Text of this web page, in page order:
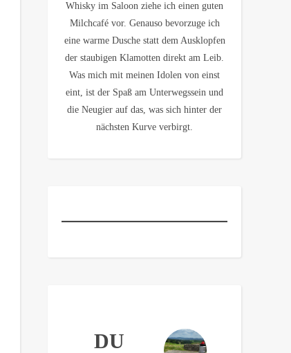
Whisky im Saloon ziehe ich einen guten
Milchcafé vor. Genauso bevorzuge ich
eine warme Dusche statt dem Ausklopfen
der staubigen Klamotten direkt am Leib.
Was mich mit meinen Idolen von einst
eint, ist der Spaß am Unterwegssein und
die Neugier auf das, was sich hinter der
nächsten Kurve verbirgt.
DU